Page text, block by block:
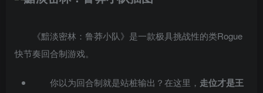
《黯淡密林：鲁莽小队》是一款极具挑战性的类Rogue
快节奏回合制游戏。
你以为回合制就是站桩输出？在这里， 走位才是王